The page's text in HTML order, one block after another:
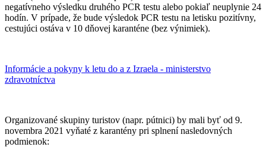
negatívneho výsledku druhého PCR testu alebo pokiaľ neuplynie 24
hodín. V prípade, že bude výsledok PCR testu na letisku pozitívny,
cestujúci ostáva v 10 dňovej karanténe (bez výnimiek).
Informácie a pokyny k letu do a z Izraela - ministerstvo
zdravotníctva
Organizované skupiny turistov (napr. pútnici) by mali byť od 9.
novembra 2021 vyňaté z karantény pri splnení nasledovných
podmienok: